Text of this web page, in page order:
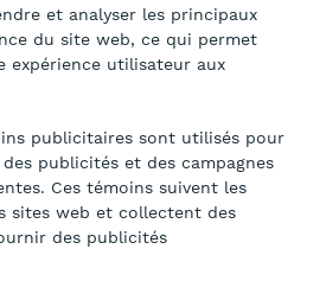
et analyser les principaux
du site web, ce qui permet
expérience utilisateur aux
publicitaires sont utilisés pour
publicités et des campagnes
Ces témoins suivent les
sites web et collectent des
des publicités